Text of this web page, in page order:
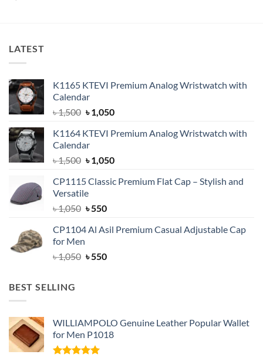
LATEST
K1165 KTEVI Premium Analog Wristwatch with
Calendar
৳1,500 Original
was:
৳ 1,500.
৳1,050Current
is:
K1164 KTEVI Premium Analog Wristwatch with
Calendar
৳1,500 Original
was:
৳ 1,500.
৳1,050Current
is:
CP1115 Classic Premium Flat Cap – Stylish and
Versatile
৳1,050 Original
was:
৳550Current
is:
CP1104 Al Asil Premium Casual Adjustable Cap
for Men
৳1,050 Original
৳550Current
BEST SELLING
WILLIAMPOLO Genuine Leather Popular Wallet
for Men P1018